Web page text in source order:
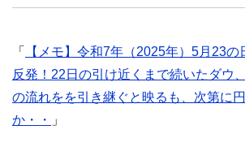
「
【メモ】令和7年（2025年）5月23の
反発！22日の引け近くまで続いたダウ
の流れをを引き継ぐと映るも、次第に
か・・
」